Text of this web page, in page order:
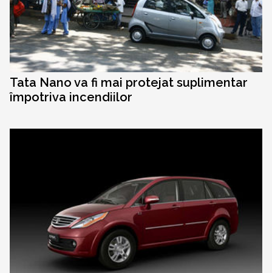
Tata Nano va fi mai protejat suplimentar
împotriva incendiilor